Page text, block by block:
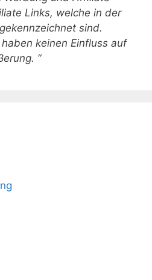
Links, welche in der
sind.
keinen Einfluss auf
“